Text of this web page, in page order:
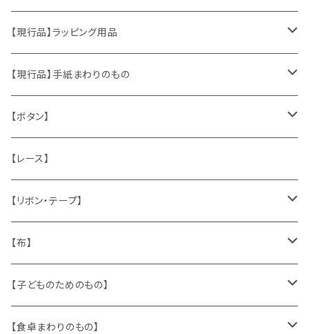
おもちゃ、ぬいぐるみ
くま、テディベア
うさぎ
キャラクター
ヴィンテージファブリック
ハンドメイド製品
お部屋に飾るもの
メタル製品
缶、箱
陶磁器
文房具
木製品
切手、FDC
ポストカード、カレンダー
マッチラベル、食品ラベル
蔵書票、荷札、ビュバー、伝票
シール、ステッカー、クロモス
袋、箱、ナプキン、コースター
パズル、ゲーム
古本、古雑誌、古えほん
【現行品】ラッピング用品
伝票、タグ、シール
袋、ラッピングペーパー
ひも、テープ
【現行品】手紙まわりのもの
封筒、ポストカード
切手
スタンプ
文房具
【ボタン】
木
貝
メタル
ガラス
プラスチック
【レース】
【リボン・テープ】
チロルテープ・イニシャルテープ
トリム
ワッペン
【布】
キッチンクロス、ナプキン
ニット
【子どものためのもの】
身に着けるもの
【食卓まわりのもの】